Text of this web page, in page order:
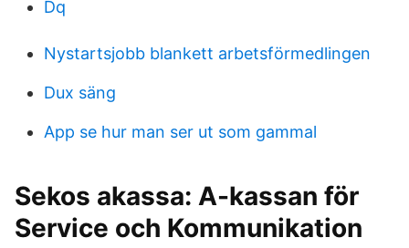
Dq
Nystartsjobb blankett arbetsförmedlingen
Dux säng
App se hur man ser ut som gammal
Sekos akassa: A-kassan för
Service och Kommunikation